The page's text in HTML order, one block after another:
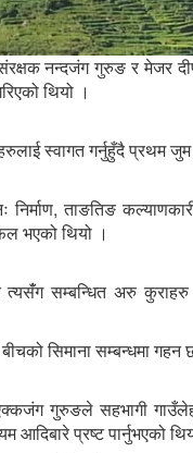
नन्दजंग गुरुङ र मेजर
थियो ।
स्वागत गर्नुहुँदै प्रथम जुम
ताङतिङ
भएको थियो ।
त्यसँंग सम्बन्धित अरु
सिमाना सम्बन्धमा
गुरुङले सहभागी
आदिबारे प्रष्ट पार्नुभएको